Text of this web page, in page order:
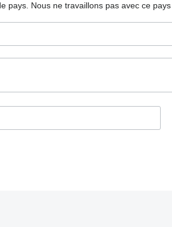
pays. Nous ne travaillons pas avec ce pays